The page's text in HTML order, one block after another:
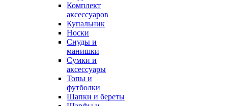
Комплект
аксессуаров
Купальник
Носки
Снуды и
манишки
Сумки и
аксессуары
Топы и
футболки
Шапки и береты